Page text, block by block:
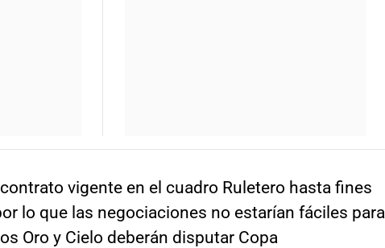
vigente en el cuadro Ruletero hasta fines
lo que las negociaciones no estarían fáciles para
Oro y Cielo deberán disputar Copa